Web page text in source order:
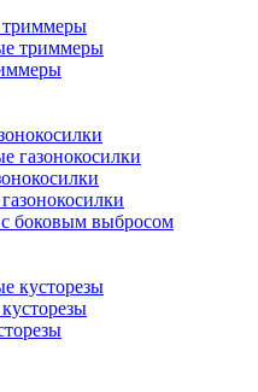
триммеры
триммеры
газонокосилки
боковым выбросом
кусторезы